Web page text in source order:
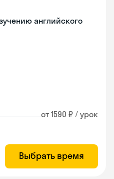
английского
от 1590 ₽ / урок
Выбрать время